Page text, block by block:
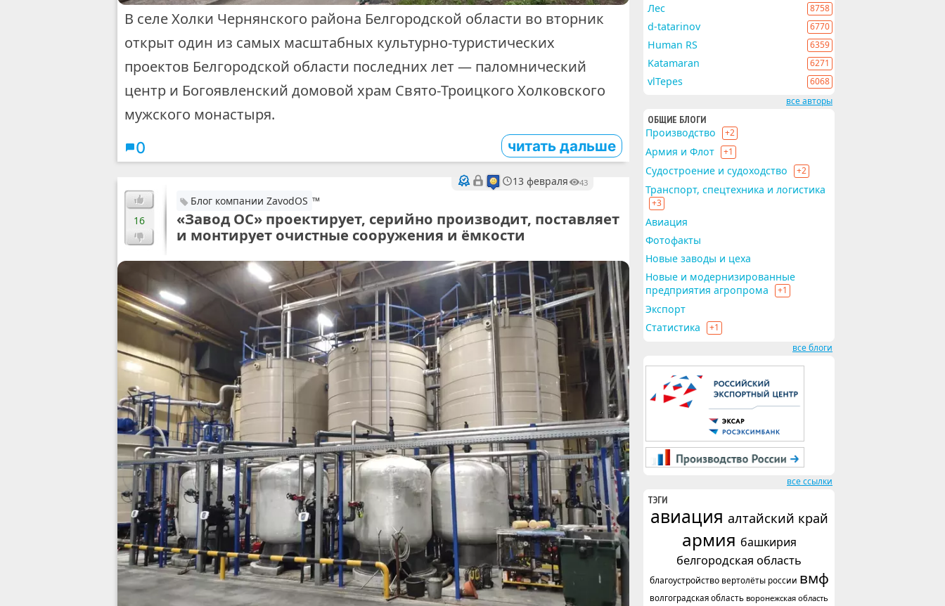
В селе Холки Чернянского района Белгородской области во вторник
открыт один из самых масштабных культурно‑туристических
проектов Белгородской области последних лет — паломнический
центр и Богоявленский домовой храм Свято‑Троицкого Холковского
мужского монастыря.
0 читать дальше
13 февраля 43
16
Блог компании ZavodOS ™
«Завод ОС» проектирует, серийно производит, поставляет
и монтирует очистные сооружения и ёмкости
Лес 8758
d-tatarinov 6770
Human RS 6359
Katamaran 6271
vlTepes
6068
все авторы
ОБЩИЕ БЛОГИ
Производство +2
Армия и Флот +1
Судостроение и судоходство +2
Транспорт, спецтехника и логистика
+3
Авиация
Фотофакты
Новые заводы и цеха
Новые и модернизированные
предприятия агропрома
+1
Экспорт
Статистика
+1
все блоги
все ссылки
ТЭГИ
авиация алтайский край
армия башкирия
белгородская область
благоустройство вертолёты россии вмф
волгоградская область воронежская область